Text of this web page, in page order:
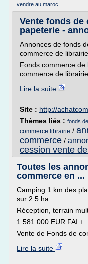
vendre au maroc
Vente fonds de
papeterie -
Annonces de fonds
commerce de
Fonds commerce
commerce de
Lire la suite
Site : http://
Thèmes liés : fonds
commerce librairie /
commerce /
cession vente
Toutes les
commerce en ...
Camping 1 km des
sur 2.5 ha
Réception, terrain
1 581 000 EUR FAI +
Vente de Fonds de
Lire la suite